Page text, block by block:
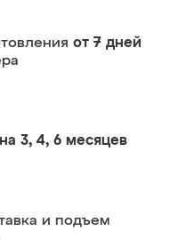
от 7 дней
на 3, 4, 6 месяцев
и подъем